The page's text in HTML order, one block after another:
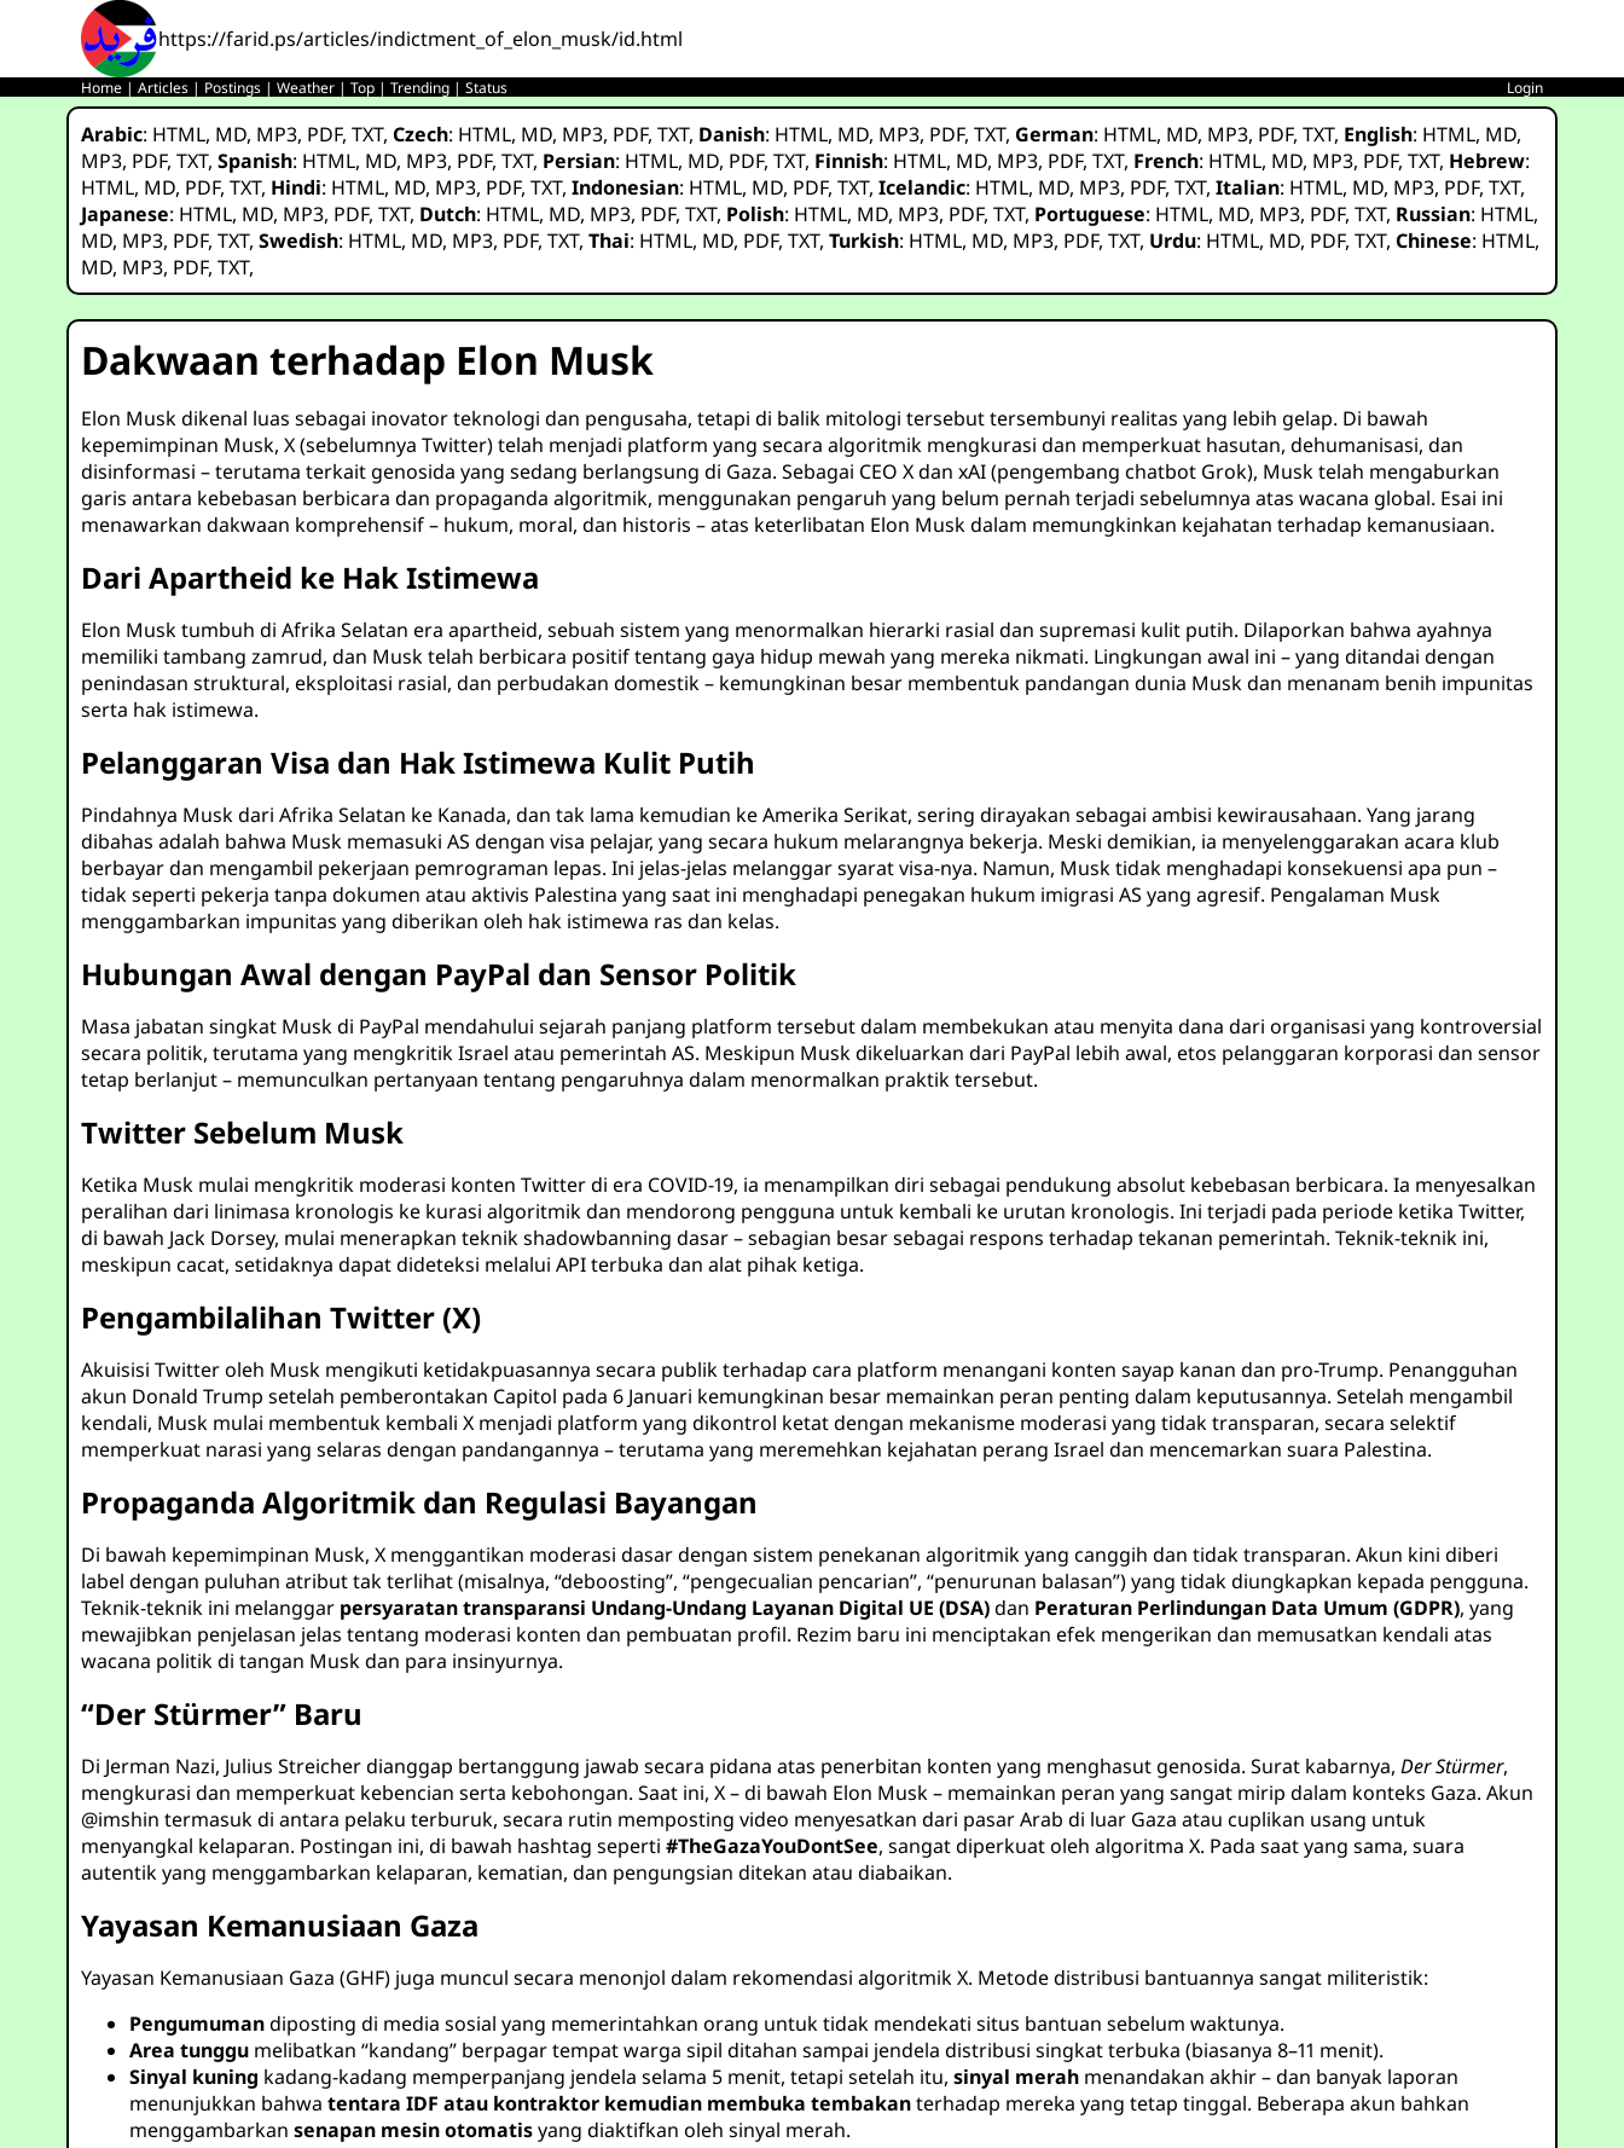
https://farid.ps/articles/indictment_of_elon_musk/id.html
Home |Articles | Postings |Weather |Top |Trending |Status Login
Arabic: HTML, MD, MP3, PDF,TXT,Czech: HTML, MD, MP3, PDF,TXT, Danish: HTML, MD, MP3, PDF,TXT, German: HTML, MD, MP3, PDF,TXT, English: HTML, MD,
MP3, PDF,TXT,Spanish: HTML, MD, MP3, PDF,TXT, Persian: HTML, MD, PDF,TXT, Finnish: HTML, MD, MP3, PDF,TXT, French: HTML, MD, MP3, PDF,TXT, Hebrew:
HTML, MD, PDF,TXT, Hindi: HTML, MD, MP3, PDF,TXT,Indonesian: HTML, MD, PDF,TXT,Icelandic: HTML, MD, MP3, PDF,TXT,Italian: HTML, MD, MP3, PDF,TXT,
Japanese: HTML, MD, MP3, PDF,TXT, Dutch: HTML, MD, MP3, PDF,TXT, Polish: HTML, MD, MP3, PDF,TXT, Portuguese: HTML, MD, MP3, PDF,TXT, Russian: HTML,
MD, MP3, PDF,TXT,Swedish: HTML, MD, MP3, PDF,TXT,Thai: HTML, MD, PDF,TXT,Turkish: HTML, MD, MP3, PDF,TXT, Urdu: HTML, MD, PDF,TXT,Chinese: HTML,
MD, MP3, PDF,TXT,
Dakwaan terhadap Elon Musk
Elon Musk dikenal luas sebagai inovator teknologi dan pengusaha, tetapi di balik mitologi tersebut tersembunyi realitas yang lebih gelap. Di bawah
kepemimpinan Musk, X (sebelumnya Twitter) telah menjadi platform yang secara algoritmik mengkurasi dan memperkuat hasutan, dehumanisasi, dan
disinformasi – terutama terkait genosida yang sedang berlangsung di Gaza. Sebagai CEO X dan xAI (pengembang chatbot Grok), Musk telah mengaburkan
garis antara kebebasan berbicara dan propaganda algoritmik, menggunakan pengaruh yang belum pernah terjadi sebelumnya atas wacana global. Esai ini
menawarkan dakwaan komprehensif – hukum, moral, dan historis – atas keterlibatan Elon Musk dalam memungkinkan kejahatan terhadap kemanusiaan.
Dari Apartheid ke Hak Istimewa
Elon Musk tumbuh di Afrika Selatan era apartheid, sebuah sistem yang menormalkan hierarki rasial dan supremasi kulit putih. Dilaporkan bahwa ayahnya
memiliki tambang zamrud, dan Musk telah berbicara positif tentang gaya hidup mewah yang mereka nikmati. Lingkungan awal ini – yang ditandai dengan
penindasan struktural, eksploitasi rasial, dan perbudakan domestik – kemungkinan besar membentuk pandangan dunia Musk dan menanam benih impunitas
serta hak istimewa.
Pelanggaran Visa dan Hak Istimewa Kulit Putih
Pindahnya Musk dari Afrika Selatan ke Kanada, dan tak lama kemudian ke Amerika Serikat, sering dirayakan sebagai ambisi kewirausahaan. Yang jarang
dibahas adalah bahwa Musk memasuki AS dengan visa pelajar, yang secara hukum melarangnya bekerja. Meski demikian, ia menyelenggarakan acara klub
berbayar dan mengambil pekerjaan pemrograman lepas. Ini jelas-jelas melanggar syarat visa-nya. Namun, Musk tidak menghadapi konsekuensi apa pun –
tidak seperti pekerja tanpa dokumen atau aktivis Palestina yang saat ini menghadapi penegakan hukum imigrasi AS yang agresif. Pengalaman Musk
menggambarkan impunitas yang diberikan oleh hak istimewa ras dan kelas.
Hubungan Awal dengan PayPal dan Sensor Politik
Masa jabatan singkat Musk di PayPal mendahului sejarah panjang platform tersebut dalam membekukan atau menyita dana dari organisasi yang kontroversial
secara politik, terutama yang mengkritik Israel atau pemerintah AS. Meskipun Musk dikeluarkan dari PayPal lebih awal, etos pelanggaran korporasi dan sensor
tetap berlanjut – memunculkan pertanyaan tentang pengaruhnya dalam menormalkan praktik tersebut.
Twitter Sebelum Musk
Ketika Musk mulai mengkritik moderasi konten Twitter di era COVID-19, ia menampilkan diri sebagai pendukung absolut kebebasan berbicara. Ia menyesalkan
peralihan dari linimasa kronologis ke kurasi algoritmik dan mendorong pengguna untuk kembali ke urutan kronologis. Ini terjadi pada periode ketika Twitter,
di bawah Jack Dorsey, mulai menerapkan teknik shadowbanning dasar – sebagian besar sebagai respons terhadap tekanan pemerintah. Teknik-teknik ini,
meskipun cacat, setidaknya dapat dideteksi melalui API terbuka dan alat pihak ketiga.
Pengambilalihan Twitter (X)
Akuisisi Twitter oleh Musk mengikuti ketidakpuasannya secara publik terhadap cara platform menangani konten sayap kanan dan pro-Trump. Penangguhan
akun Donald Trump setelah pemberontakan Capitol pada 6 Januari kemungkinan besar memainkan peran penting dalam keputusannya. Setelah mengambil
kendali, Musk mulai membentuk kembali X menjadi platform yang dikontrol ketat dengan mekanisme moderasi yang tidak transparan, secara selektif
memperkuat narasi yang selaras dengan pandangannya – terutama yang meremehkan kejahatan perang Israel dan mencemarkan suara Palestina.
Propaganda Algoritmik dan Regulasi Bayangan
Di bawah kepemimpinan Musk, X menggantikan moderasi dasar dengan sistem penekanan algoritmik yang canggih dan tidak transparan. Akun kini diberi
label dengan puluhan atribut tak terlihat (misalnya, “deboosting”, “pengecualian pencarian”, “penurunan balasan”) yang tidak diungkapkan kepada pengguna.
Teknik-teknik ini melanggar persyaratan transparansi Undang-Undang Layanan Digital UE (DSA)dan Peraturan Perlindungan Data Umum (GDPR), yang
mewajibkan penjelasan jelas tentang moderasi konten dan pembuatan profil. Rezim baru ini menciptakan efek mengerikan dan memusatkan kendali atas
wacana politik di tangan Musk dan para insinyurnya.
“Der Stürmer” Baru
Di Jerman Nazi, Julius Streicher dianggap bertanggung jawab secara pidana atas penerbitan konten yang menghasut genosida. Surat kabarnya,Der Stürmer,
mengkurasi dan memperkuat kebencian serta kebohongan. Saat ini, X – di bawah Elon Musk – memainkan peran yang sangat mirip dalam konteks Gaza. Akun
@imshin termasuk di antara pelaku terburuk, secara rutin memposting video menyesatkan dari pasar Arab di luar Gaza atau cuplikan usang untuk
menyangkal kelaparan. Postingan ini, di bawah hashtag seperti#TheGazaYouDontSee, sangat diperkuat oleh algoritma X. Pada saat yang sama, suara
autentik yang menggambarkan kelaparan, kematian, dan pengungsian ditekan atau diabaikan.
Yayasan Kemanusiaan Gaza
Yayasan Kemanusiaan Gaza (GHF) juga muncul secara menonjol dalam rekomendasi algoritmik X. Metode distribusi bantuannya sangat militeristik:
Pengumumandiposting di media sosial yang memerintahkan orang untuk tidak mendekati situs bantuan sebelum waktunya.
Area tunggu melibatkan “kandang” berpagar tempat warga sipil ditahan sampai jendela distribusi singkat terbuka (biasanya 8–11 menit).
Sinyal kuning kadang-kadang memperpanjang jendela selama 5 menit, tetapi setelah itu,sinyal merah menandakan akhir – dan banyak laporan
menunjukkan bahwatentara IDF atau kontraktor kemudian membuka tembakanterhadap mereka yang tetap tinggal. Beberapa akun bahkan
menggambarkansenapan mesin otomatisyang diaktifkan oleh sinyal merah.